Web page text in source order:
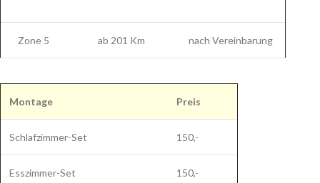
Zone 5 ab 201 Km nach Vereinbarung
Montage Preis
Schlafzimmer-Set 150,-
Esszimmer-Set 150,-